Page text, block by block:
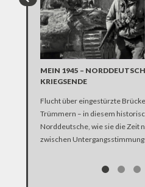
MEIN 1945 –
KRIEGSENDE
Flucht über eingestürzte
Trümmern – in diesem
Norddeutsche, wie sie die Zeit
zwischen